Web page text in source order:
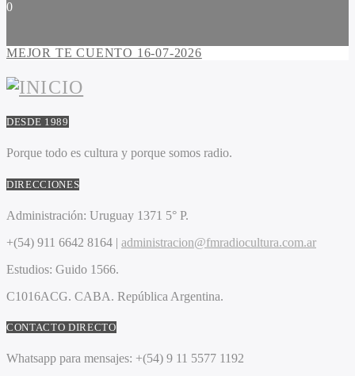
0
MEJOR TE CUENTO 16-07-2026
DESDE 1989
Porque todo es cultura y porque somos radio.
DIRECCIONES
Administración: Uruguay 1371 5° P.
+(54) 911 6642 8164 | administracion@fmradiocultura.com.ar
Estudios: Guido 1566.
C1016ACG. CABA. República Argentina.
CONTACTO DIRECTO
Whatsapp para mensajes: +(54) 9 11 5577 1192